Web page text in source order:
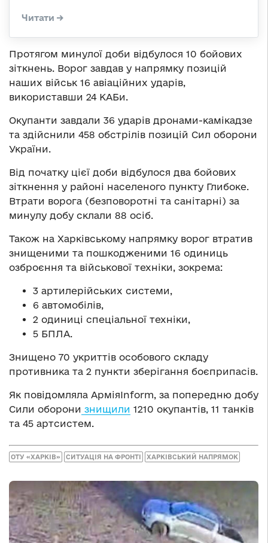
Протягом минулої доби відбулося 10 бойових
зіткнень. Ворог завдав у напрямку позицій
наших військ 16 авіаційних ударів,
використавши 24 КАБи.
Окупанти завдали 36 ударів дронами-камікадзе
та здійснили 458 обстрілів позицій Сил оборони
України.
Від початку цієї доби відбулося два бойових
зіткнення у районі населеного пункту Глибоке.
Втрати ворога (безповоротні та санітарні) за
минулу добу склали 88 осіб.
Також на Харківському напрямку ворог втратив
знищеними та пошкодженими 16 одиниць
озброєння та військової техніки, зокрема:
3 артилерійських системи,
6 автомобілів,
2 одиниці спеціальної техніки,
5 БПЛА.
Знищено 70 укриттів особового складу
противника та 2 пункти зберігання боєприпасів.
Як повідомляла АрміяInform, за попередню добу
Сили оборони знищили 1210 окупантів, 11 танків
та 45 артсистем.
ОТУ «ХАРКІВ» СИТУАЦІЯ НА ФРОНТІ ХАРКІВСЬКИЙ НАПРЯМОК